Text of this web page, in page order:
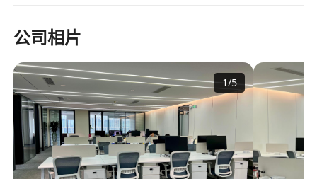
公司相片
1/5